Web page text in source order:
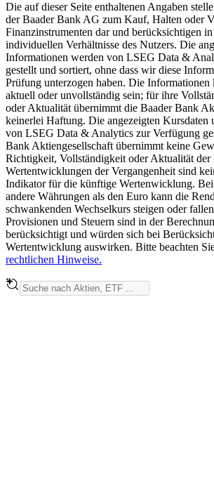
Die auf dieser Seite enthaltenen Angaben
der Baader Bank AG zum Kauf, Halten oder
Finanzinstrumenten dar und berücksichtigen
individuellen Verhältnisse des Nutzers. Die
Informationen werden von LSEG Data &
gestellt und sortiert, ohne dass wir diese
Prüfung unterzogen haben. Die Informationen
aktuell oder unvollständig sein; für ihre
oder Aktualität übernimmt die Baader Bank
keinerlei Haftung. Die angezeigten Kursdaten
von LSEG Data & Analytics zur Verfügung
Bank Aktiengesellschaft übernimmt keine
Richtigkeit, Vollständigkeit oder Aktualität der
Wertentwicklungen der Vergangenheit sind
Indikator für die künftige Wertenwicklung.
andere Währungen als den Euro kann die
schwankenden Wechselkurs steigen oder
Provisionen und Steuern sind in der
berücksichtigt und würden sich bei
Wertentwicklung auswirken. Bitte beachten
rechtlichen Hinweise.